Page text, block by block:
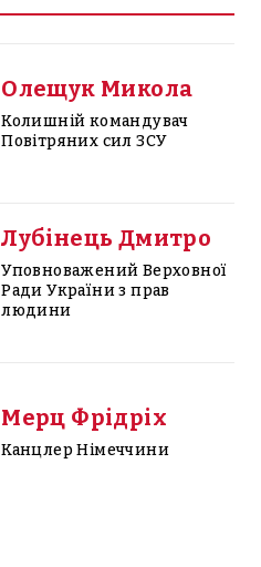
Олещук Микола
Колишній командувач
Повітряних сил ЗСУ
Лубінець Дмитро
Уповноважений Верховної
Ради України з прав
людини
Мерц Фрідріх
Канцлер Німеччини